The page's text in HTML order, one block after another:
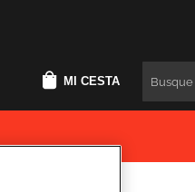
MI CESTA Buscar